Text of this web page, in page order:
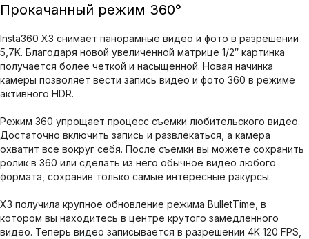
Прокачанный режим 360°
Insta360 X3 снимает панорамные видео и фото в разрешении
5,7K. Благодаря новой увеличенной матрице 1/2″ картинка
получается более четкой и насыщенной. Новая начинка
камеры позволяет вести запись видео и фото 360 в режиме
активного HDR.
Режим 360 упрощает процесс съемки любительского видео.
Достаточно включить запись и развлекаться, а камера
охватит все вокруг себя. После съемки вы можете сохранить
ролик в 360 или сделать из него обычное видео любого
формата, сохранив только самые интересные ракурсы.
X3 получила крупное обновление режима BulletTime, в
котором вы находитесь в центре крутого замедленного
видео. Теперь видео записывается в разрешении 4K 120 FPS,